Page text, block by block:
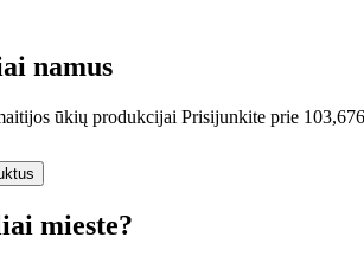
namus
ūkių produkcijai Prisijunkite prie 103,676
mieste?